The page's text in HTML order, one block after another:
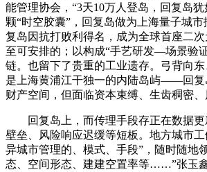
能管理协会，“3天10万人登岛，回复岛
颗“时空胶囊”，回复岛做为上海量子城市
复岛因抗打败利得名，成为全球首座二次
至可安排的；以构成“手艺研发—场景验
链。也留下了贵重的工业遗存。弓背向
是上海黄浦江干独一的内陆岛屿——回复
财产空间，但面临资本束缚、生齿稠密、
回复岛上，而传理手段存正在数据更
壁垒、风险响应迟缓等短板。地方城市
异城市管理的、模式、手段”，随时随地
态、空间形态、建建空置率等……”张玉